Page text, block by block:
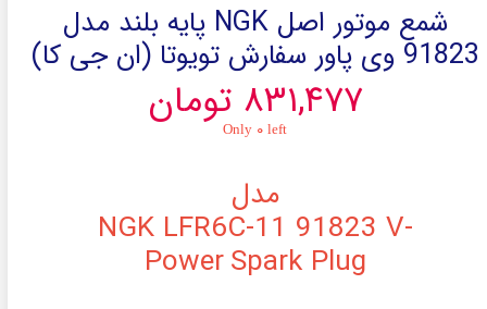
شمع موتور اصل NGK پایه بلند مدل
91823 وی پاور سفارش تویوتا (ان جی کا)
۸۳۱,۴۷۷ تومان
Only ۰ left
مدل
NGK LFR6C-11 91823 V-
PowerSpark Plug